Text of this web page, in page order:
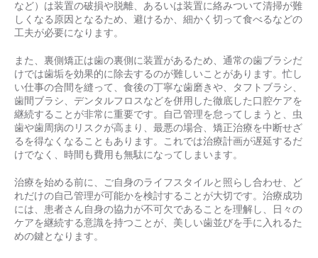
など）は装置の破損や脱離、あるいは装置に絡みついて清掃が難
しくなる原因となるため、避けるか、細かく切って食べるなどの
工夫が必要になります。
また、裏側矯正は歯の裏側に装置があるため、通常の歯ブラシだ
けでは歯垢を効果的に除去するのが難しいことがあります。忙し
い仕事の合間を縫って、食後の丁寧な歯磨きや、タフトブラシ、
歯間ブラシ、デンタルフロスなどを併用した徹底した口腔ケアを
継続することが非常に重要です。自己管理を怠ってしまうと、虫
歯や歯周病のリスクが高まり、最悪の場合、矯正治療を中断せざ
るを得なくなることもあります。これでは治療計画が遅延するだ
けでなく、時間も費用も無駄になってしまいます。
治療を始める前に、ご自身のライフスタイルと照らし合わせ、ど
れだけの自己管理が可能かを検討することが大切です。治療成功
には、患者さん自身の協力が不可欠であることを理解し、日々の
ケアを継続する意識を持つことが、美しい歯並びを手に入れるた
めの鍵となります。